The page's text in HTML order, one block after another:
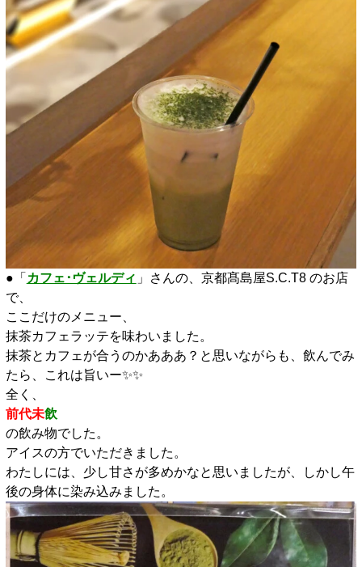
●「 カフェ･ヴェルディ 」さんの、京都髙島屋S.C.T8 のお店
で、
ここだけのメニュー、
抹茶カフェラッテを味わいました。
抹茶とカフェが合うのかあああ？と思いながらも、飲んでみ
たら、これは旨いー✨️✨️
全く、
前代未飲
の飲み物でした。
アイスの方でいただきました。
わたしには、少し甘さが多めかなと思いましたが、しかし午
後の身体に染み込みました。